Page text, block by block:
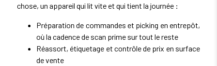
chose, un appareil qui lit vite et qui tient la journée :
Préparation de commandes et picking en entrepôt,
où la cadence de scan prime sur tout le reste
Réassort, étiquetage et contrôle de prix en surface
de vente